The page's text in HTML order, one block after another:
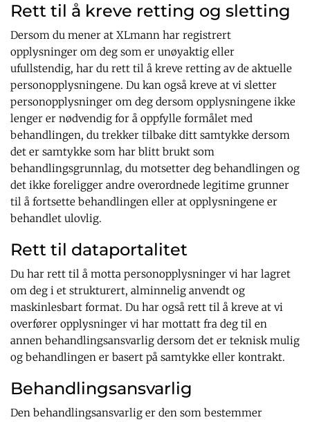
Rett til å kreve retting og sletting
Dersom du mener at XLmann har registrert
opplysninger om deg som er unøyaktig eller
ufullstendig, har du rett til å kreve retting av de aktuelle
personopplysningene. Du kan også kreve at vi sletter
personopplysninger om deg dersom opplysningene ikke
lenger er nødvendig for å oppfylle formålet med
behandlingen, du trekker tilbake ditt samtykke dersom
det er samtykke som har blitt brukt som
behandlingsgrunnlag, du motsetter deg behandlingen og
det ikke foreligger andre overordnede legitime grunner
til å fortsette behandlingen eller at opplysningene er
behandlet ulovlig.
Rett til dataportalitet
Du har rett til å motta personopplysninger vi har lagret
om deg i et strukturert, alminnelig anvendt og
maskinlesbart format. Du har også rett til å kreve at vi
overfører opplysninger vi har mottatt fra deg til en
annen behandlingsansvarlig dersom det er teknisk mulig
og behandlingen er basert på samtykke eller kontrakt.
Behandlingsansvarlig
Den behandlingsansvarlig er den som bestemmer